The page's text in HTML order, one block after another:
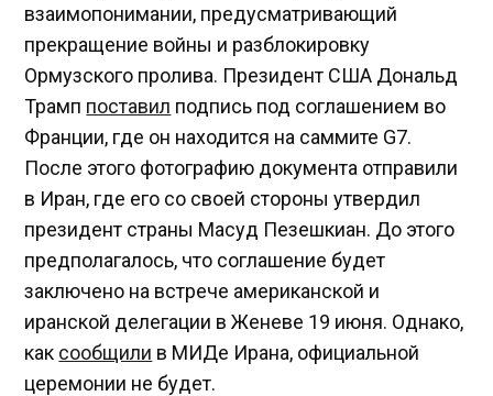
взаимопонимании, предусматривающий
прекращение войны и разблокировку
Ормузского пролива. Президент США Дональд
Трамп поставил подпись под соглашением во
Франции, где он находится на саммите G7.
После этого фотографию документа отправили
в Иран, где его со своей стороны утвердил
президент страны Масуд Пезешкиан. До этого
предполагалось, что соглашение будет
заключено на встрече американской и
иранской делегации в Женеве 19 июня. Однако,
как сообщили в МИДе Ирана, официальной
церемонии не будет.